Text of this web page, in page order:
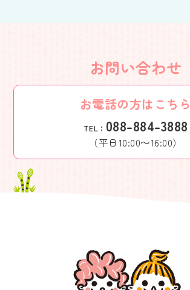
お問い合わせ
お電話の方はこちら
TEL： 088-884-3888
（平日10:00～16:00）